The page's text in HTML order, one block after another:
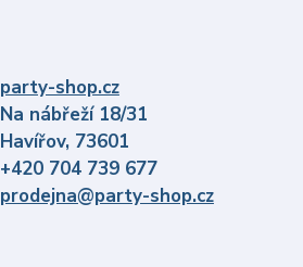
party-shop.cz
Na nábřeží 18/31
Havířov, 73601
+420 704 739 677
prodejna@party-shop.cz